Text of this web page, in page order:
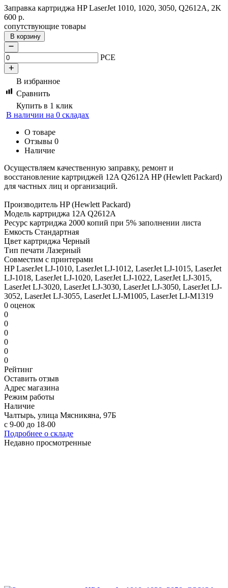
Заправка картриджа HP LaserJet 1010, 1020, 3050, Q2612A, 2K
600 р.
сопутствующие товары
В корзину
PCE
В избранное
Сравнить
Купить в 1 клик
В наличии на 0 складах
О товаре
Отзывы 0
Наличие
Осуществляем качественную заправку, ремонт и
восстановление картриджей 12A Q2612A HP (Hewlett Packard)
для частных лиц и организаций.
Производитель HP (Hewlett Packard)
Модель картриджа 12A Q2612A
Ресурс картриджа 2000 копий при 5% заполнении листа
Емкость Стандартная
Цвет картриджа Черный
Тип печати Лазерный
Совместим с принтерами
HP LaserJet LJ-1010, LaserJet LJ-1012, LaserJet LJ-1015, LaserJet
LJ-1018, LaserJet LJ-1020, LaserJet LJ-1022, LaserJet LJ-3015,
LaserJet LJ-3020, LaserJet LJ-3030, LaserJet LJ-3050, LaserJet LJ-
3052, LaserJet LJ-3055, LaserJet LJ-M1005, LaserJet LJ-M1319
0 оценок
0
0
0
0
0
0
Рейтинг
Оставить отзыв
Адрес магазина
Режим работы
Наличие
Чалтырь, улица Мясникяна, 97Б
с 9-00 до 18-00
Подробнее о складе
Недавно просмотренные